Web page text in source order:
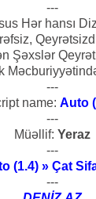
---
Hər hansı
Şəxslər
---
name: Auto
---
Müəllif: Yeraz
---
(1.4) » Çat
---